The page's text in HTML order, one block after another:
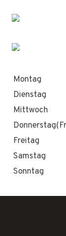
Montag
Dienstag
Mittwoch
Freitag
Samstag
Sonntag